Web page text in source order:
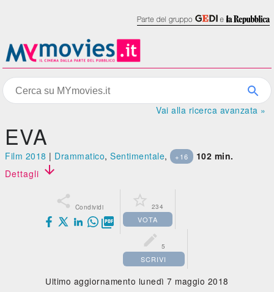
Vai alla ricerca avanzata »
EVA
Film 2018 | Drammatico,Sentimentale, +16
102 min.
Dettagli 
 Condividi

 234
VOTA
 5
SCRIVI
Ultimo aggiornamento lunedì 7 maggio 2018